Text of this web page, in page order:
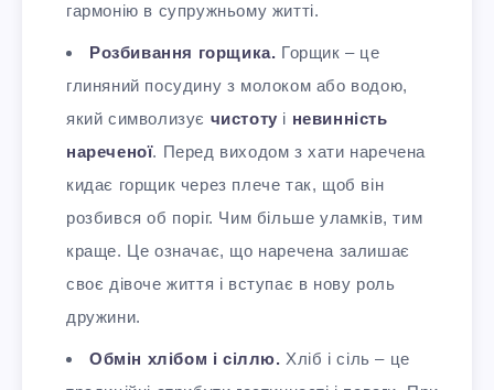
гармонію в супружньому житті.
Розбивання горщика. Горщик – це
глиняний посудину з молоком або водою,
який символизує чистоту і невинність
нареченої. Перед виходом з хати наречена
кидає горщик через плече так, щоб він
розбився об поріг. Чим більше уламків, тим
краще. Це означає, що наречена залишає
своє дівоче життя і вступає в нову роль
дружини.
Обмін хлібом і сіллю. Хліб і сіль – це